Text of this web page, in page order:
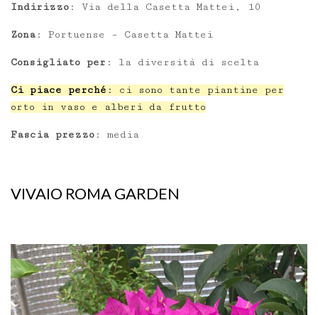
Indirizzo : Via della Casetta Mattei, 10
Zona : Portuense – Casetta Mattei
Consigliato per : la diversità di scelta
Ci piace perché : ci sono tante piantine per
orto in vaso e alberi da frutto
Fascia prezzo : media
VIVAIO ROMA GARDEN